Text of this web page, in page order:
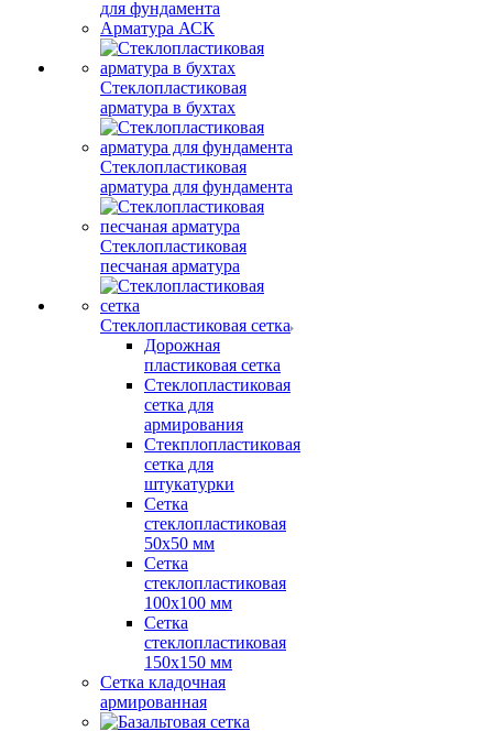
для фундамента
Арматура АСК
Стеклопластиковая
арматура в бухтах
Стеклопластиковая
арматура для фундамента
Стеклопластиковая
песчаная арматура
Стеклопластиковая сетка
Дорожная
пластиковая сетка
Стеклопластиковая
сетка для
армирования
Стекплопластиковая
сетка для
штукатурки
Сетка
стеклопластиковая
50x50 мм
Сетка
стеклопластиковая
100x100 мм
Сетка
стеклопластиковая
150x150 мм
Сетка кладочная
армированная